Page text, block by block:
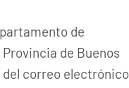
de
de Buenos
del correo electrónico